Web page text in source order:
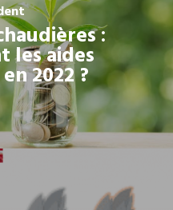
:
les aides
2022 ?